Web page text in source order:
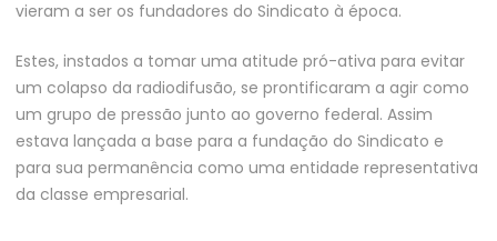
vieram a ser os fundadores do Sindicato à época.
Estes, instados a tomar uma atitude pró-ativa para evitar
um colapso da radiodifusão, se prontificaram a agir como
um grupo de pressão junto ao governo federal. Assim
estava lançada a base para a fundação do Sindicato e
para sua permanência como uma entidade representativa
da classe empresarial.